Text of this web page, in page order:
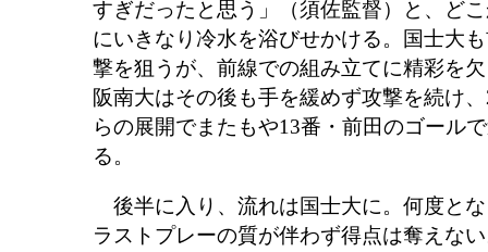
すぎだったと思う」（須佐監督）と、ど
にいきなり冷水を浴びせかける。国士大
撃を狙うが、前線での組み立てに精彩を
阪南大はその後も手を緩めず攻撃を続け
らの展開でまたもや13番・前田のゴール
る。
後半に入り、流れは国士大に。何度と
ラストプレーの質が伴わず得点は奪えな